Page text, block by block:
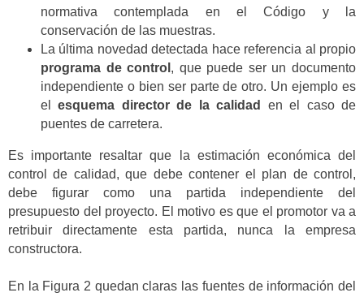
normativa contemplada en el Código y la
conservación de las muestras.
La última novedad detectada hace referencia al propio
programa de control , que puede ser un documento
independiente o bien ser parte de otro. Un ejemplo es
elesquema director de la calidad
en el caso de
puentes de carretera.
Es importante resaltar que la estimación económica del
control de calidad, que debe contener el plan de control,
debe figurar como una partida independiente del
presupuesto del proyecto. El motivo es que el promotor va a
retribuir directamente esta partida, nunca la empresa
constructora.
En la Figura 2 quedan claras las fuentes de información del